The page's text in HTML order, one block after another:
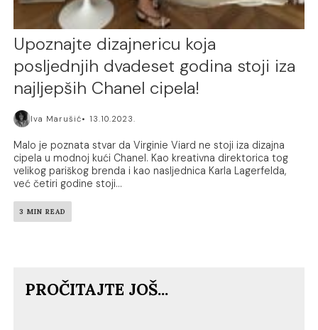
Upoznajte dizajnericu koja
posljednjih dvadeset godina stoji iza
najljepših Chanel cipela!
Iva Marušić 13.10.2023.
Malo je poznata stvar da Virginie Viard ne stoji iza dizajna
cipela u modnoj kući Chanel. Kao kreativna direktorica tog
velikog pariškog brenda i kao nasljednica Karla Lagerfelda,
već četiri godine stoji...
3 MIN READ
PROČITAJTE JOŠ...